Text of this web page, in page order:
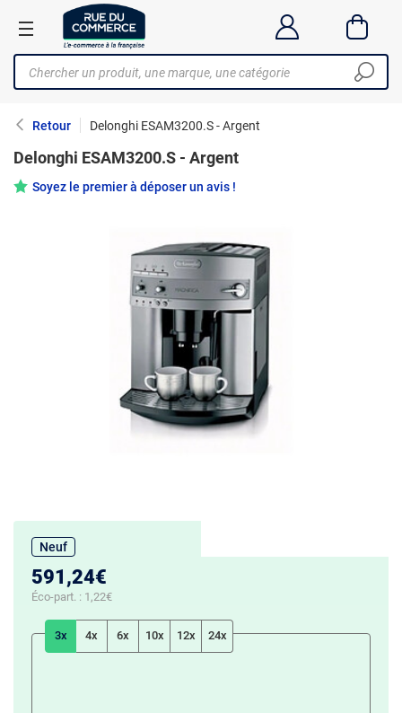
Retour Delonghi ESAM3200.S - Argent
Delonghi ESAM3200.S - Argent
Soyez le premier à déposer un avis !
Neuf
591,24€
Éco-part. : 1,22€
3x 4x 6x 10x 12x 24x